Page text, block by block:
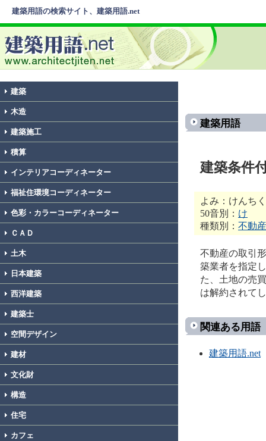
建築用語の検索サイト、建築用語.net
建築
木造
建築施工
積算
インテリアコーディネーター
福祉住環境コーディネーター
色彩・カラーコーディネーター
ＣＡＤ
土木
日本建築
西洋建築
建築士
空間デザイン
建材
文化財
構造
住宅
カフェ
建築用語
建築条件
よみ：けんち
50音別： け
種類別： 不動
不動産の取引
築業者を指定
た、土地の売
は解約されて
関連ある用語
建築用語.net